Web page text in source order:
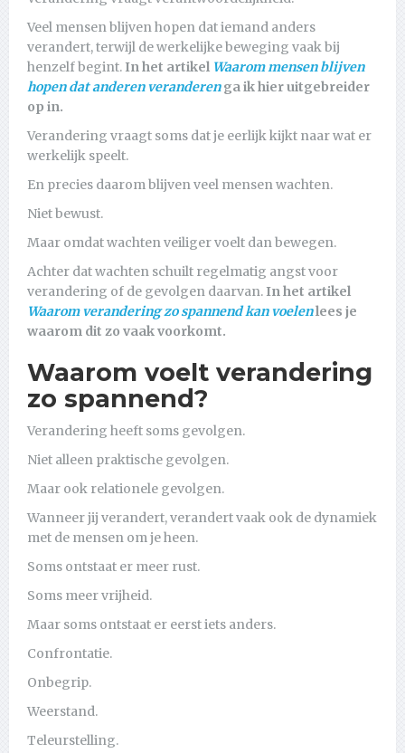
Veel mensen blijven hopen dat iemand anders
verandert, terwijl de werkelijke beweging vaak bij
henzelf begint. In het artikel Waarom mensen blijven
hopen dat anderen veranderenga ik hier uitgebreider
op in.
Verandering vraagt soms dat je eerlijk kijkt naar wat er
werkelijk speelt.
En precies daarom blijven veel mensen wachten.
Niet bewust.
Maar omdat wachten veiliger voelt dan bewegen.
Achter dat wachten schuilt regelmatig angst voor
verandering of de gevolgen daarvan. In het artikel
Waarom verandering zo spannend kan voelenlees je
waarom dit zo vaak voorkomt.
Waarom voelt verandering
zo spannend?
Verandering heeft soms gevolgen.
Niet alleen praktische gevolgen.
Maar ook relationele gevolgen.
Wanneer jij verandert, verandert vaak ook de dynamiek
met de mensen om je heen.
Soms ontstaat er meer rust.
Soms meer vrijheid.
Maar soms ontstaat er eerst iets anders.
Confrontatie.
Onbegrip.
Weerstand.
Teleurstelling.